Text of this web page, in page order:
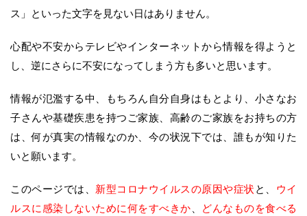
ス」といった文字を見ない日はありません。
心配や不安からテレビやインターネットから情報を得ようと
し、逆にさらに不安になってしまう方も多いと思います。
情報が氾濫する中、もちろん自分自身はもとより、小さなお
子さんや基礎疾患を持つご家族、高齢のご家族をお持ちの方
は、何が真実の情報なのか、今の状況下では、誰もが知りた
いと願います。
このページでは、 新型コロナウイルスの原因や症状 と、 ウイ
ルスに感染しないために何をすべきか、
どんなものを食べる